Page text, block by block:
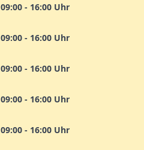
09:00 - 16:00 Uhr
09:00 - 16:00 Uhr
09:00 - 16:00 Uhr
09:00 - 16:00 Uhr
09:00 - 16:00 Uhr